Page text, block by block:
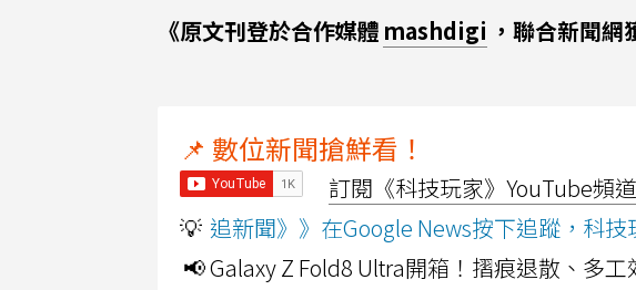
《原文刊登於合作媒體 mashdigi ，聯合新聞網
📌 數位新聞搶鮮看！
訂閱《科技玩家》YouTube頻道
💡 追新聞》》在Google News按下追蹤，科技
📢 Galaxy Z Fold8 Ultra開箱！摺痕退散、多